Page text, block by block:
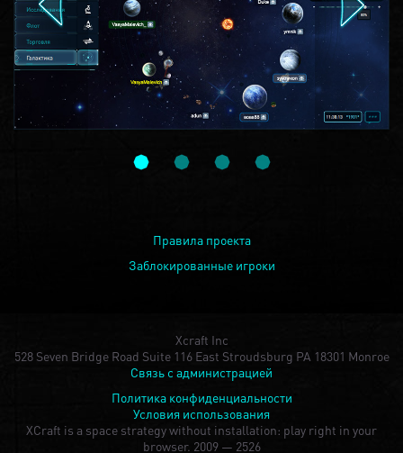
Правила проекта
Заблокированные игроки
Xcraft Inc
528 Seven Bridge Road Suite 116 East Stroudsburg PA 18301 Monroe
Связь с администрацией
Политика конфиденциальности
Условия использования
XCraft is a space strategy without installation: play right in your
browser. 2009 — 2526